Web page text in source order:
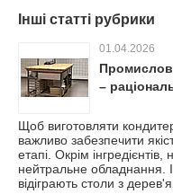
Інші статті рубрики
01.04.2026
–
Щоб виготовляти
важливо забезпечити
етапі. Окрім
нейтральне обладнання.
відіграють столи з